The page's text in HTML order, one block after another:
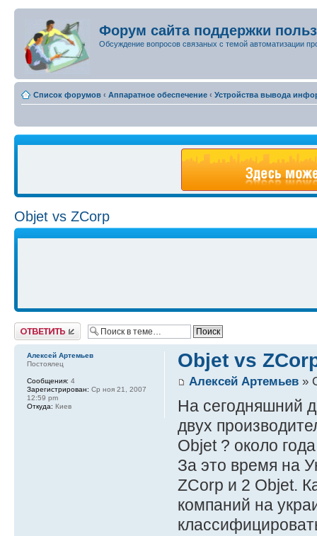
Форум сайта поддержки
Обсуждение вопросов связаных с темой автоматизации
Список форумов ‹ Аппаратное обеспечение ‹ Устройства вывода
Objet vs ZCorp
Ответить
Objet vs
Алексей Артемьев»
На сегодняшний
двух
Objet ? около
За это время на
ZCorp и 2 Objet.
компаний на
Алексей Артемьев
Постоялец
Сообщения: 4
Зарегистрирован: Ср ноя 21, 2007
12:59 pm
Откуда: Киев